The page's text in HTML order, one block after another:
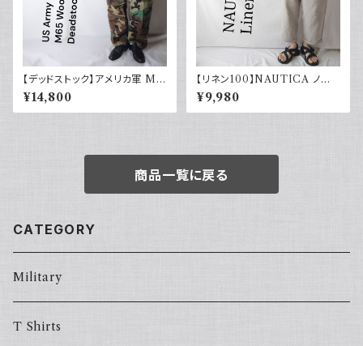
【デッドストック】アメリカ軍 M6
5 フィールドカーゴパンツ ウッド
ランドカモ 迷彩柄 US Army D
EADSTOCK 80s Small Reg
¥14,800
【リネン100】NAUTICA ノー
ティカ ツータックパンツ スラック
ス 古着 ワイドパンツ
¥9,980
商品一覧に戻る
CATEGORY
Military
T Shirts